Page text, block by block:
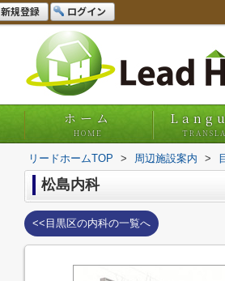
新規登録 ログイン
ホーム
HOME
リードホームTOP > 周辺施設案内 >
松島内科
<<目黒区の内科の一覧へ